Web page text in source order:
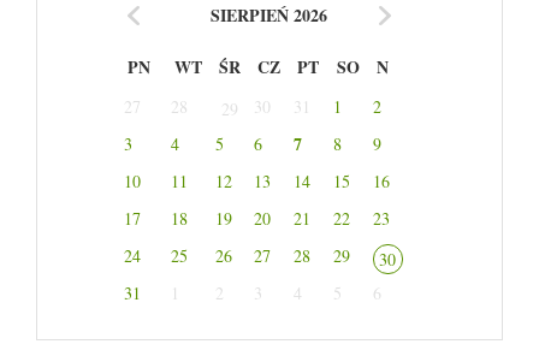
SIERPIEŃ 2026
PN WT ŚR CZ PT SO N
27 28 29 30 31 1
2
3
4 5 6 7 8
9
10
11 12 13 14 15
16
17
18 19 20 21 22
23
24
25 26 27 28 29
30
31
1 2 3 4 5 6